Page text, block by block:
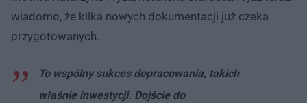
wiadomo, że kilka nowych dokumentacji już czeka
przygotowanych.
To wspólny sukces dopracowania, takich
właśnie inwestycji. Dojście do